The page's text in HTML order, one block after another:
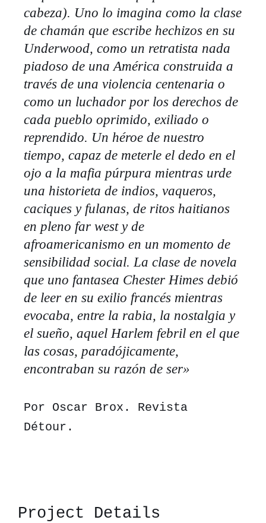
cabeza). Uno lo imagina como la clase
de chamán que escribe hechizos en su
Underwood, como un retratista nada
piadoso de una América construida a
través de una violencia centenaria o
como un luchador por los derechos de
cada pueblo oprimido, exiliado o
reprendido. Un héroe de nuestro
tiempo, capaz de meterle el dedo en el
ojo a la mafia púrpura mientras urde
una historieta de indios, vaqueros,
caciques y fulanas, de ritos haitianos
en pleno far west y de
afroamericanismo en un momento de
sensibilidad social. La clase de novela
que uno fantasea Chester Himes debió
de leer en su exilio francés mientras
evocaba, entre la rabia, la nostalgia y
el sueño, aquel Harlem febril en el que
las cosas, paradójicamente,
encontraban su razón de ser»
Por Oscar Brox. Revista
Détour.
Project Details